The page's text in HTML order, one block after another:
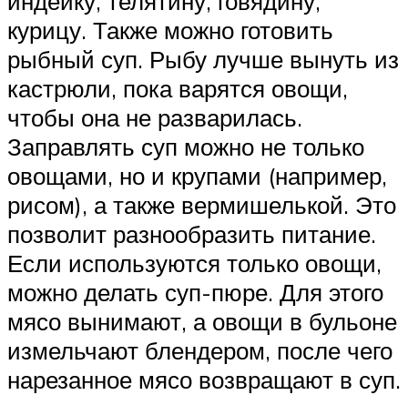
курицу. Также можно готовить
рыбный суп. Рыбу лучше вынуть из
кастрюли, пока варятся овощи,
чтобы она не разварилась.
Заправлять суп можно не только
овощами, но и крупами (например,
рисом), а также вермишелькой. Это
позволит разнообразить питание.
Если используются только овощи,
можно делать суп-пюре. Для этого
мясо вынимают, а овощи в бульоне
измельчают блендером, после чего
нарезанное мясо возвращают в суп.